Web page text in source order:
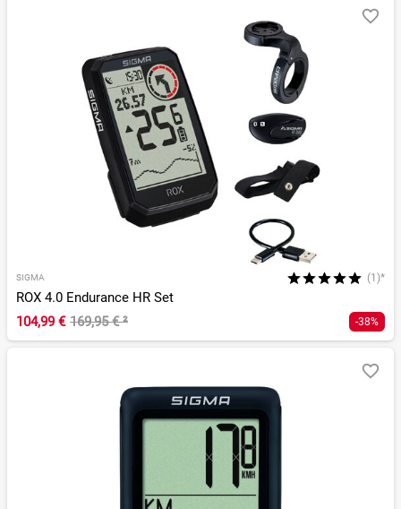
SIGMA (1)*
ROX 4.0 Endurance HR Set
104,99 € 169,95 €² -38%